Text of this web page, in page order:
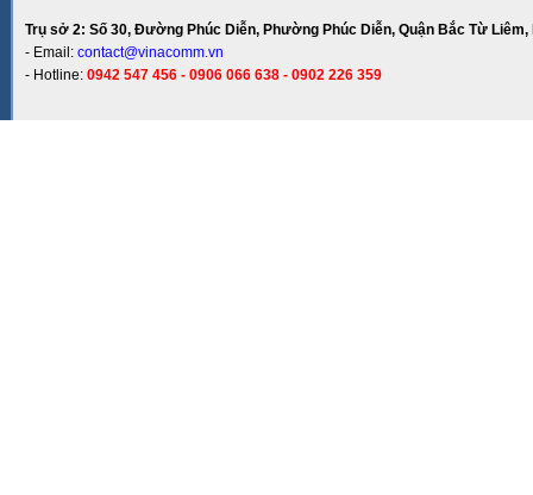
Trụ sở 2: Số 30, Đường Phúc Diễn, Phường Phúc Diễn, Quận Bắc Từ Liêm,
- Email: contact@vinacomm.vn
- Hotline: 0942 547 456 - 0906 066 638 - 0902 226 359